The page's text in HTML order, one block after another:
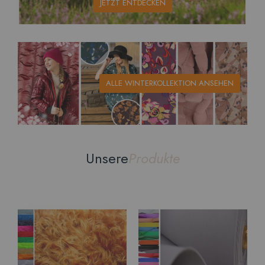
JETZT ENTDECKEN
ALLE WINTERKOLLEKTION ANSEHEN
UnsereProdukte